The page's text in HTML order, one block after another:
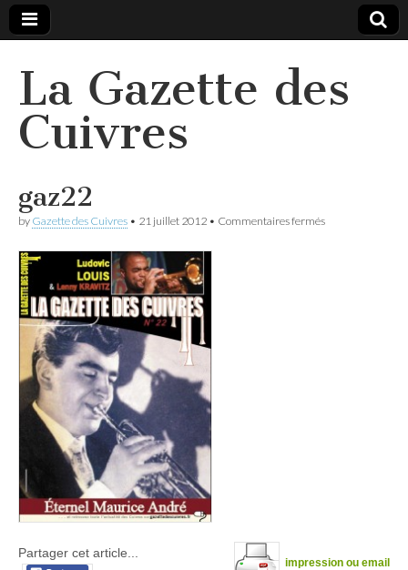
La Gazette des
Cuivres
gaz22
by Gazette des Cuivres • 21 juillet 2012 • Commentaires ferméssur
impression ou email
Partager cet article...